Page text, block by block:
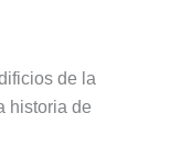
de la
historia de